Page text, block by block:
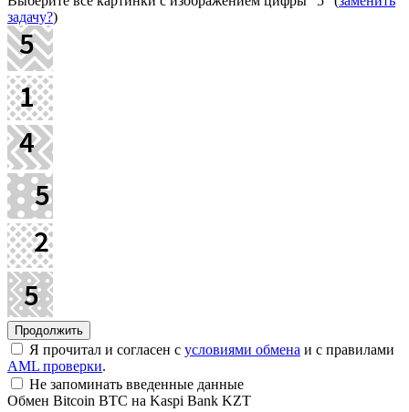
задачу?)
Я прочитал и согласен с условиями обмена и с правилами
AML проверки.
Не запоминать введенные данные
Обмен Bitcoin BTC на Kaspi Bank KZT